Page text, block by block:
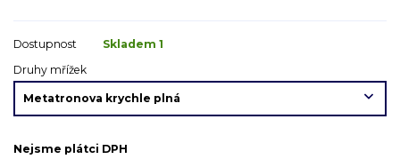
Dostupnost
Skladem 1
Druhy mřížek
Nejsme plátci DPH